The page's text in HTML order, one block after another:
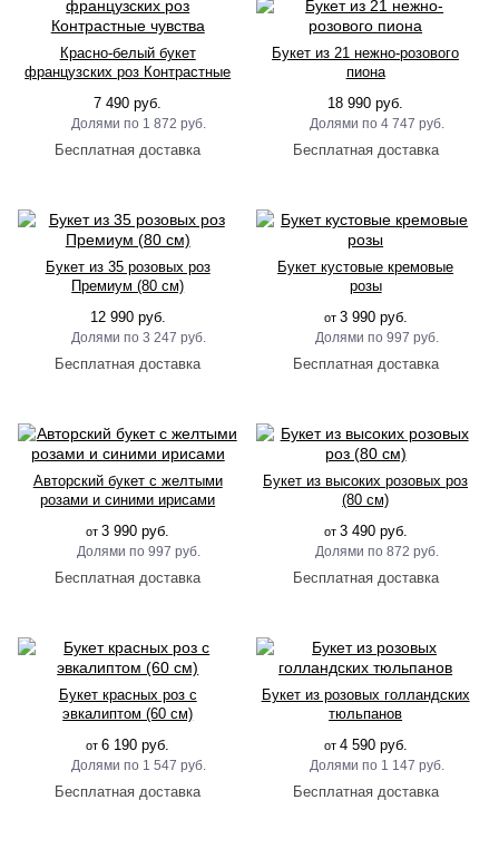
Красно-белый букет
французских роз Контрастные
7 490 руб.
1 872 руб.
Букет из 21 нежно-розового
пиона
18 990 руб.
4 747 руб.
Букет из 35 розовых роз
Премиум (80 см)
12 990 руб.
3 247 руб.
Букет кустовые кремовые
розы
от 3 990 руб.
997 руб.
Авторский букет с желтыми
розами и синими ирисами
от3 990 руб.
997 руб.
Букет из высоких розовых роз
(80 см)
от 3 490 руб.
872 руб.
Букет красных роз с
эвкалиптом (60 см)
от6 190 руб.
1 547 руб.
Букет из розовых голландских
тюльпанов
от 4 590 руб.
1 147 руб.